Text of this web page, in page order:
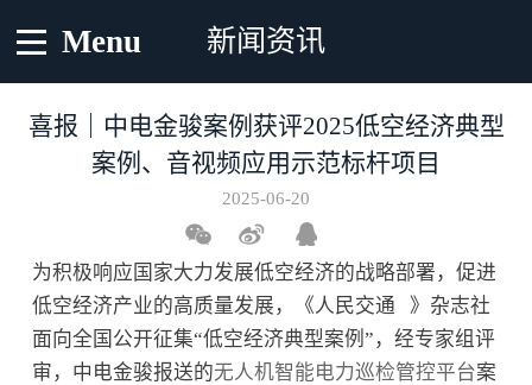
新闻资讯
Menu
喜报｜中电金骏案例获评2025低空经济典型
案例、音视频应用示范标杆项目
2025-06-20
为积极响应国家大力发展低空经济的战略部署，促进
低空经济产业的高质量发展，《人民交通
》杂志社
面向全国公开征集“低空经济典型案例”，经专家组评
审，中电金骏报送的无人机智能电力巡检管控平台案